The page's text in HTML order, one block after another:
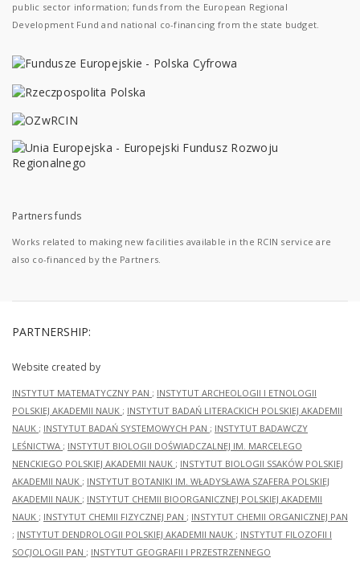
public sector information; funds from the European Regional
Development Fund and national co-financing from the state budget.
Partners funds
Works related to making new facilities available in the RCIN service are
also co-financed by the Partners.
PARTNERSHIP:
Website created by
INSTYTUT MATEMATYCZNY PAN ; INSTYTUT ARCHEOLOGII I ETNOLOGII
POLSKIEJ AKADEMII NAUK ; INSTYTUT BADAŃ LITERACKICH POLSKIEJ AKADEMII
NAUK ; INSTYTUT BADAŃ SYSTEMOWYCH PAN ; INSTYTUT BADAWCZY
LEŚNICTWA ; INSTYTUT BIOLOGII DOŚWIADCZALNEJ IM. MARCELEGO
NENCKIEGO POLSKIEJ AKADEMII NAUK ; INSTYTUT BIOLOGII SSAKÓW POLSKIEJ
AKADEMII NAUK ; INSTYTUT BOTANIKI IM. WŁADYSŁAWA SZAFERA POLSKIEJ
AKADEMII NAUK ; INSTYTUT CHEMII BIOORGANICZNEJ POLSKIEJ AKADEMII
NAUK ; INSTYTUT CHEMII FIZYCZNEJ PAN ; INSTYTUT CHEMII ORGANICZNEJ PAN
; INSTYTUT DENDROLOGII POLSKIEJ AKADEMII NAUK ; INSTYTUT FILOZOFII I
SOCJOLOGII PAN ; INSTYTUT GEOGRAFII I PRZESTRZENNEGO